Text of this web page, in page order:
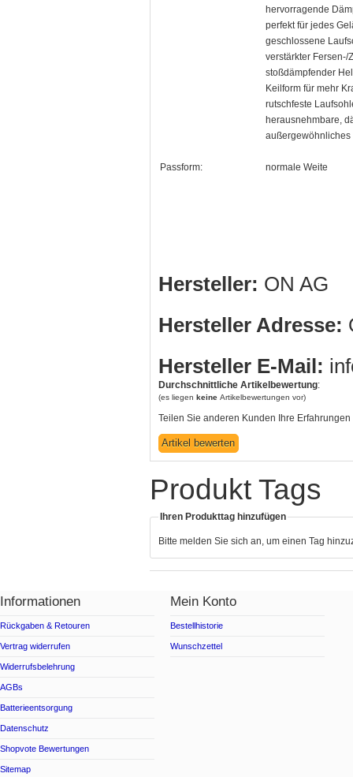
hervorragende
perfekt für jedes
geschlossene
verstärkter Fersen-/
stoßdämpfender
Keilform für mehr
rutschfeste
herausnehmbare,
außergewöhnliches
Passform: normale Weite
Hersteller: ON AG
Hersteller Adresse:
Hersteller E-Mail:
Durchschnittliche Artikelbewertung:
(es liegen keine Artikelbewertungen vor)
Teilen Sie anderen Kunden Ihre Erfahrungen
Produkt Tags
Ihren Produkttag hinzufügen
Bitte melden Sie sich an, um einen Tag
Informationen
Rückgaben & Retouren
Vertrag widerrufen
Widerrufsbelehrung
AGBs
Batterieentsorgung
Datenschutz
Shopvote Bewertungen
Sitemap
Mein Konto
Bestellhistorie
Wunschzettel